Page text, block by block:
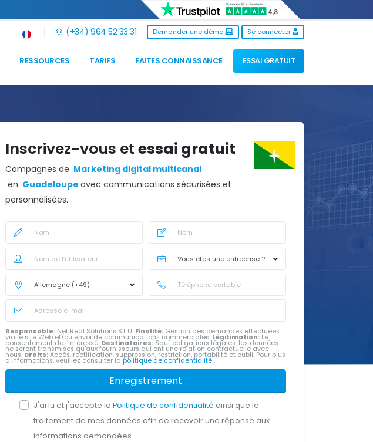
(+34) 964 52 33 31 Demander une démo Se connecter
RESSOURCES TARIFS FAITES CONNAISSANCE ESSAI GRATUIT
Inscrivez-vous etessai gratuit
Campagnes de Marketing digital multicanal
en Guadeloupeavec communications sécurisées et
personnalisées.
Responsable: Net Real Solutions S.L.U. Finalité: Gestion des demandes effectuées
via le site Web et/ou envoi de communications commerciales. Légitimation: Le
consentement de l’intéressé. Destinataires: Sauf obligations légales, les données
ne seront transmises qu'aux fournisseurs qui ont une relation contractuelle avec
nous. Droits: Accès, rectification, suppression, restriction, portabilité et oubli. Pour plus
d'informations, veuillez consulter lapolitique de confidentialité.
Enregistrement
J'ai lu et j'accepte laPolitique de confidentialité ainsi que le
traitement de mes données afin de recevoir une réponse aux
informations demandées.